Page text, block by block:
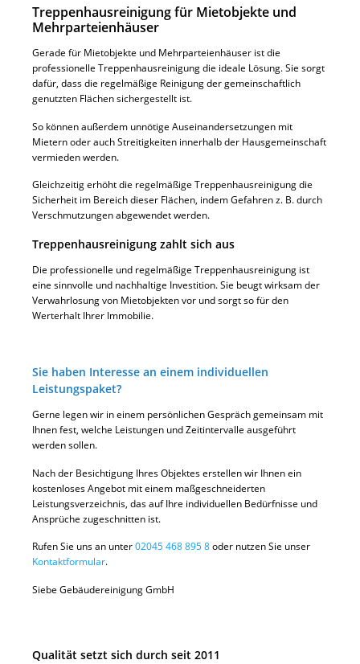
Treppenhausreinigung für Mietobjekte und
Mehrparteienhäuser
Gerade für Mietobjekte und Mehrparteienhäuser ist die
professionelle Treppenhausreinigung die ideale Lösung. Sie sorgt
dafür, dass die regelmäßige Reinigung der gemeinschaftlich
genutzten Flächen sichergestellt ist.
So können außerdem unnötige Auseinandersetzungen mit
Mietern oder auch Streitigkeiten innerhalb der Hausgemeinschaft
vermieden werden.
Gleichzeitig erhöht die regelmäßige Treppenhausreinigung die
Sicherheit im Bereich dieser Flächen, indem Gefahren z. B. durch
Verschmutzungen abgewendet werden.
Treppenhausreinigung zahlt sich aus
Die professionelle und regelmäßige Treppenhausreinigung ist
eine sinnvolle und nachhaltige Investition. Sie beugt wirksam der
Verwahrlosung von Mietobjekten vor und sorgt so für den
Werterhalt Ihrer Immobilie.
Sie haben Interesse an einem individuellen
Leistungspaket?
Gerne legen wir in einem persönlichen Gespräch gemeinsam mit
Ihnen fest, welche Leistungen und Zeitintervalle ausgeführt
werden sollen.
Nach der Besichtigung Ihres Objektes erstellen wir Ihnen ein
kostenloses Angebot mit einem maßgeschneiderten
Leistungsverzeichnis, das auf Ihre individuellen Bedürfnisse und
Ansprüche zugeschnitten ist.
Rufen Sie uns an unter02045 468 895 8oder nutzen Sie unser
Kontaktformular.
Siebe Gebäudereinigung GmbH
Qualität setzt sich durch seit 2011